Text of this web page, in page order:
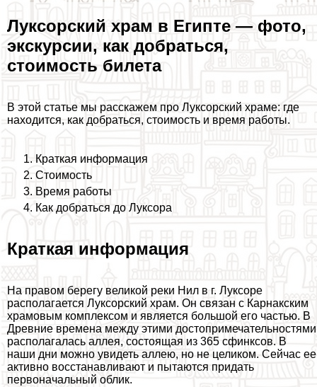
Луксорский храм в Египте — фото,
экскурсии, как добраться,
стоимость билета
В этой статье мы расскажем про Луксорский храме: где
находится, как добраться, стоимость и время работы.
Краткая информация
Стоимость
Время работы
Как добраться до Луксора
Краткая информация
На правом берегу великой реки Нил в г. Луксоре
располагается Луксорский храм. Он связан с Карнакским
храмовым комплексом и является большой его частью. В
Древние времена между этими достопримечательностями
располагалась аллея, состоящая из 365 сфинксов. В
наши дни можно увидеть аллею, но не целиком. Сейчас ее
активно восстанавливают и пытаются придать
первоначальный облик.